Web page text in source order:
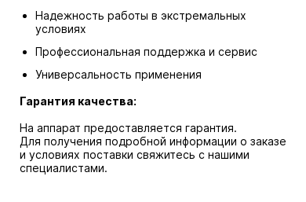
Надежность работы в экстремальных
условиях
Профессиональная поддержка и сервис
Универсальность применения
Гарантия качества:
На аппарат предоставляется гарантия.
Для получения подробной информации о заказе
и условиях поставки свяжитесь с нашими
специалистами.